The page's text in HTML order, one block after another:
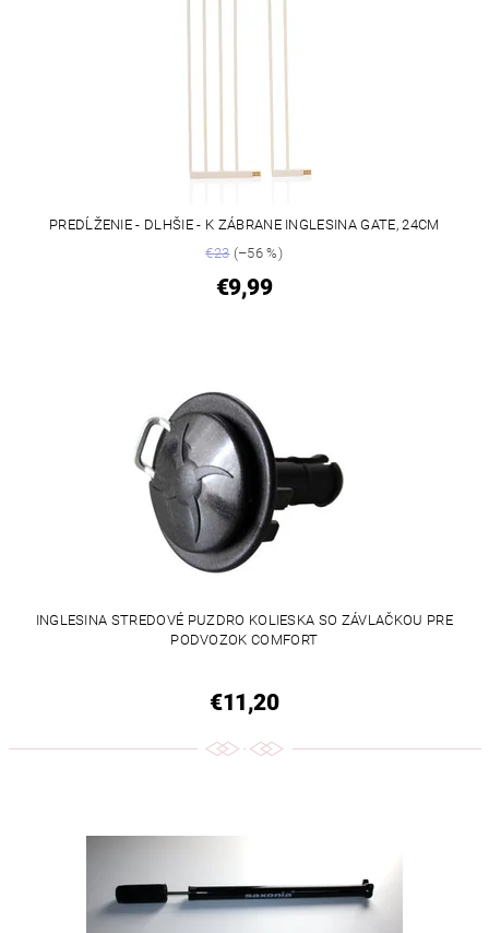
PREDĹŽENIE - DLHŠIE - K ZÁBRANE INGLESINA GATE, 24CM
€23(–56 %)
€9,99
INGLESINA STREDOVÉ PUZDRO KOLIESKA SO ZÁVLAČKOU PRE
PODVOZOK COMFORT
€11,20